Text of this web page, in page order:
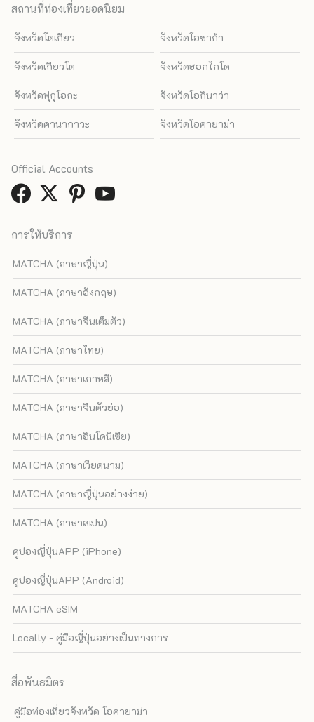
สถานที่ท่องเที่ยวยอดนิยม
จังหวัดโตเกียว จังหวัดโอซาก้า
จังหวัดเกียวโต จังหวัดฮอกไกโด
จังหวัดฟุกุโอกะ จังหวัดโอกินาว่า
จังหวัดคานากาวะ จังหวัดโอคายาม่า
การให้บริการ
MATCHA (ภาษาญี่ปุ่น)
MATCHA (ภาษาอังกฤษ)
MATCHA (ภาษาจีนเต็มตัว)
MATCHA (ภาษาไทย)
MATCHA (ภาษาเกาหลี)
MATCHA (ภาษาจีนตัวย่อ)
MATCHA (ภาษาอินโดนีเซีย)
MATCHA (ภาษาเวียดนาม)
MATCHA (ภาษาญี่ปุ่นอย่างง่าย)
MATCHA (ภาษาสเปน)
คูปองญี่ปุ่นAPP (iPhone)
คูปองญี่ปุ่นAPP (Android)
MATCHA eSIM
Locally - คู่มือญี่ปุ่นอย่างเป็นทางการ
สื่อพันธมิตร
คู่มือท่องเที่ยวจังหวัด โอคายาม่า
Official Accounts